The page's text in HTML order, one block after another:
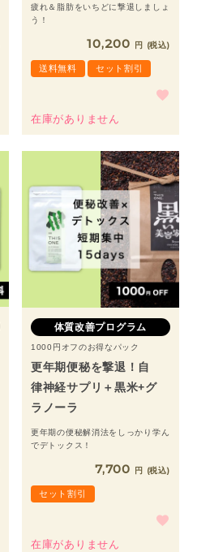
疲れ＆脂肪をいちどに撃退しましょ
う！
10,200 税込
送料無料 セット割引
在庫がありません
体質改善プログラム
1000円オフのお得なパック
更年期便秘を撃退！自
律神経サプリ＋黒米+グ
ラノーラ
更年期の便秘解消法をしっかり学ん
でデトックス！
7,700 税込
セット割引
在庫がありません